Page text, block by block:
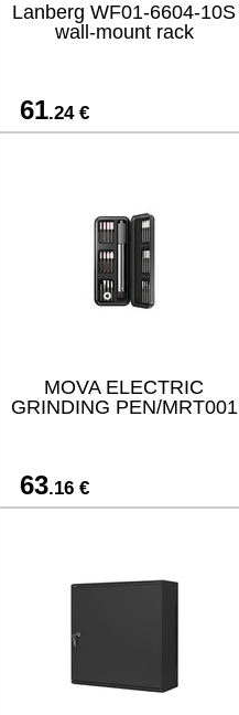
Lanberg WF01-6604-10S
wall-mount rack
61.24 €
MOVA ELECTRIC
GRINDING PEN/MRT001
63.16 €